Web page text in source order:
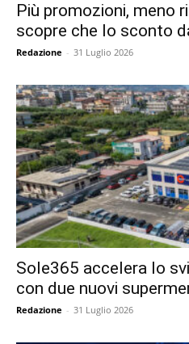
Più promozioni, meno
scopre che lo sconto
Redazione - 31 Luglio 2026
Sole365 accelera lo
con due nuovi
Redazione - 31 Luglio 2026